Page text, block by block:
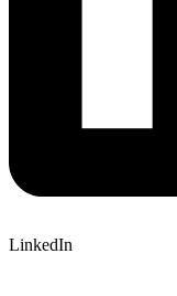
LinkedIn